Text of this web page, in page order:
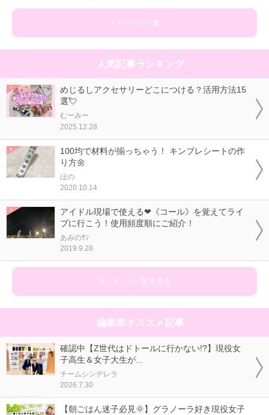
キーワード一覧
人気記事ランキング
めじるしアクセサリーどこにつける？活用方法15
選💘
むーみー
2025.12.28
100均で材料が揃っちゃう！ キンブレシートの作
り方🌼
ほの
2020.10.14
アイドル現場で使える❤《コール》を覚えてライ
ブに行こう！使用頻度順にご紹介！
あみのｻﾝ
2019.9.28
ランキング一覧を見る
編集部オススメ記事
確認中【Z世代はドトールに行かない!?】現役女
子高生＆女子大生が...
チームシンデレラ
2026.7.30
【朝ごはん迷子必見🌞】グラノーラ好き現役女子